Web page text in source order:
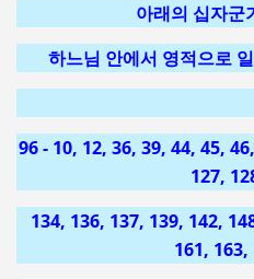
아래의 십자군
하느님 안에서 영적으로
96 - 10, 12, 36, 39, 44, 45,
127,
134, 136, 137, 139, 142,
161, 163,